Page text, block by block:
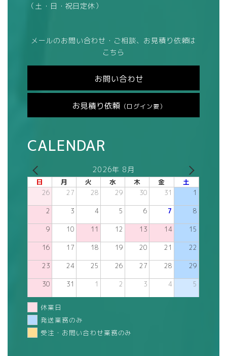
（土・日・祝日定休）
メールのお問い合わせ・ご相談、お見積り依頼は
こちら
お問い合わせ
お見積り依頼 （ログイン要）
CALENDAR
2026年 8月
日 月 火 水 木 金 土
26 27 28 29 30 31 1
2 3 4 5 6 7 8
9 10 11 12 13 14 15
16 17 18 19 20 21 22
23 24 25 26 27 28 29
30 31 1 2 3 4 5
休業日
発送業務のみ
受注・お問い合わせ業務のみ